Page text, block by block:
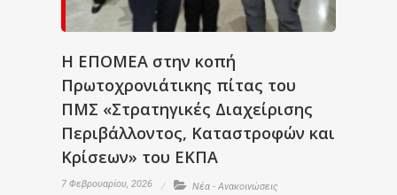
Η ΕΠΟΜΕΑ στην κοπή
Πρωτοχρονιάτικης πίτας του
ΠΜΣ «Στρατηγικές Διαχείρισης
Περιβάλλοντος, Καταστροφών και
Κρίσεων» του ΕΚΠΑ
7 Φεβρουαρίου, 2026 Νέα - Ανακοινώσεις